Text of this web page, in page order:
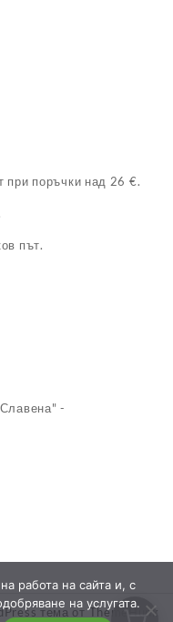
при поръчки над 26 €.
път.
-
тема от ThemeHunk
работа на сайта и, с
на услугата.